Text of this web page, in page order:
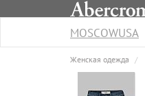
MOSCOWUSA
Женская одежда